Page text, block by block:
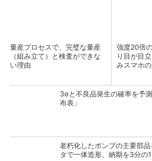
量産プロセスで、完璧な量産
（組み立て）と検査ができな
い理由
強度20倍
り目が目
みスマホ
3σと不良品発生の確率を予
布表」
老朽化したポンプの主要部
タで一体造形、納期を3分の